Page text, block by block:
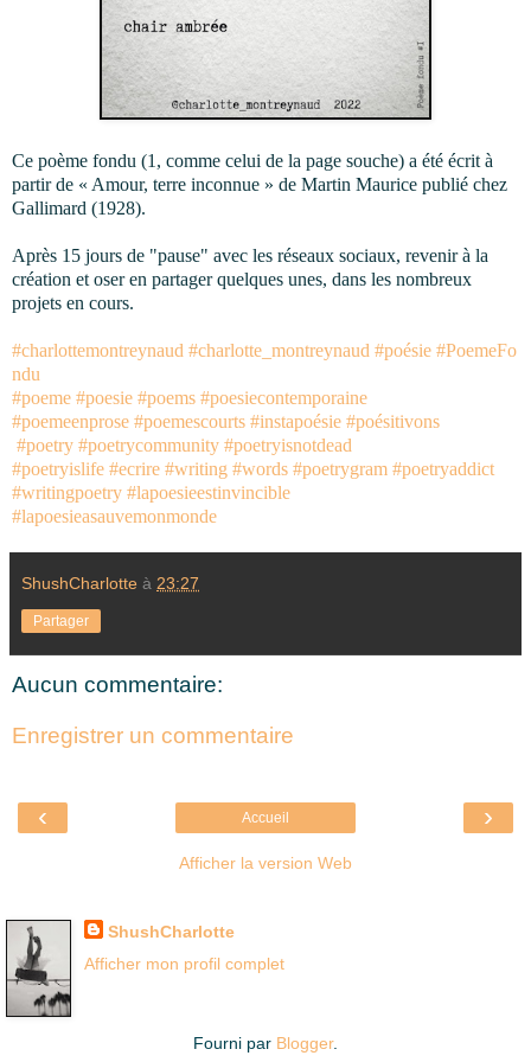
Ce poème fondu (1, comme celui de la page souche) a été écrit à
partir de « Amour, terre inconnue » de Martin Maurice publié chez
Gallimard (1928).
Après 15 jours de "pause" avec les réseaux sociaux, revenir à la
création et oser en partager quelques unes, dans les nombreux
projets en cours.
#charlottemontreynaud #charlotte_montreynaud #poésie #PoemeFo
ndu
#poeme #poesie #poems #poesiecontemporaine
#poemeenprose #poemescourts #instapoésie #poésitivons
#poetry #poetrycommunity #poetryisnotdead
#poetryislife #ecrire #writing #words #poetrygram #poetryaddict
#writingpoetry #lapoesieestinvincible
#lapoesieasauvemonmonde
ShushCharlotte à 23:27
Partager
Aucun commentaire:
Enregistrer un commentaire
‹ ›
Accueil
Afficher la version Web
ShushCharlotte
Afficher mon profil complet
Fourni par Blogger.